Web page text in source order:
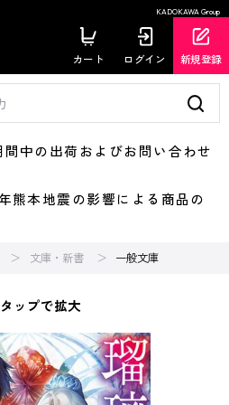
KADOKAWA Group
カート ログイン 新規登録
中の出荷およびお問い合わせ
本地震の影響による商品の
文庫・新書 一般文庫
ップで拡大